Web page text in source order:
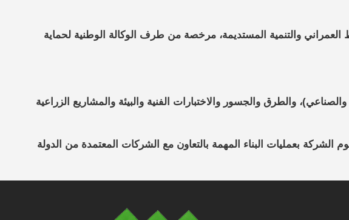
التحتية, التخطيط العمراني والتنمية المستديمة، مرخصة من طرف الوكالة الوطنية لحماية
والطرق والجسور والاختبارات الفنية والبيئة والمشاريع الزراعية